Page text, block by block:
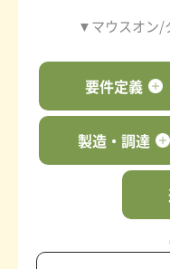
▼マウスオン/
要件定義
製造・調達